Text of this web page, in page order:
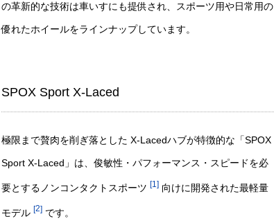
の革新的な技術は車いすにも提供され、スポーツ用や日常用の
優れたホイールをラインナップしています。
SPOX Sport X-Laced
極限まで贅肉を削ぎ落とした X-Lacedハブが特徴的な「SPOX
Sport X-Laced」は、俊敏性・パフォーマンス・スピードを必
要とするノンコンタクトスポーツ 1 向けに開発された最軽量
モデル 2 です。